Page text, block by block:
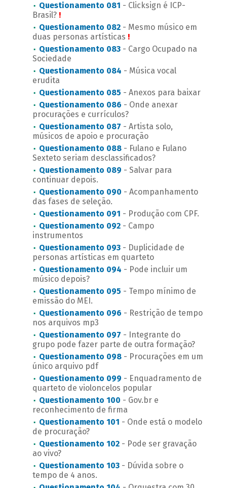
Questionamento 081 - Clicksign é ICP-
Brasil? !
Questionamento 082 - Mesmo músico em
duas personas artísticas !
Questionamento 083 - Cargo Ocupado na
Sociedade
Questionamento 084 - Música vocal
erudita
Questionamento 085 - Anexos para baixar
Questionamento 086 - Onde anexar
procurações e currículos?
Questionamento 087 - Artista solo,
músicos de apoio e procuração
Questionamento 088 - Fulano e Fulano
Sexteto seriam desclassificados?
Questionamento 089 - Salvar para
continuar depois.
Questionamento 090 - Acompanhamento
das fases de seleção.
Questionamento 091 - Produção com CPF.
Questionamento 092 - Campo
instrumentos
Questionamento 093 - Duplicidade de
personas artísticas em quarteto
Questionamento 094 - Pode incluir um
músico depois?
Questionamento 095 - Tempo mínimo de
emissão do MEI.
Questionamento 096 - Restrição de tempo
nos arquivos mp3
Questionamento 097 - Integrante do
grupo pode fazer parte de outra formação?
Questionamento 098 - Procurações em um
único arquivo pdf
Questionamento 099 - Enquadramento de
quarteto de violoncelos popular
Questionamento 100 - Gov.br e
reconhecimento de firma
Questionamento 101 - Onde está o modelo
de procuração?
Questionamento 102 - Pode ser gravação
ao vivo?
Questionamento 103 - Dúvida sobre o
tempo de 4 anos.